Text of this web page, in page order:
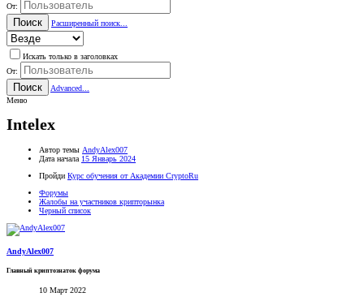
От:
Поиск Расширенный поиск...
Искать только в заголовках
От:
Поиск
Advanced...
Меню
Intelex
Автор темы AndyAlex007
Дата начала 15 Январь 2024
Пройди Курс обучения от Академии CryptoRu
Форумы
Жалобы на участников крипторынка
Черный список
AndyAlex007
Главный криптознаток форума
10 Март 2022